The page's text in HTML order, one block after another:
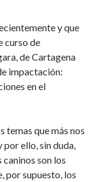
y que
curso de
de Cartagena
impactación:
en el
temas que más nos
por ello, sin duda,
son los
por supuesto, los